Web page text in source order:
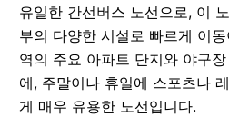
유일한 간선버스 노선으로, 이
부의 다양한 시설로 빠르게 이
역의 주요 아파트 단지와 야구
에, 주말이나 휴일에 스포츠나
게 매우 유용한 노선입니다.